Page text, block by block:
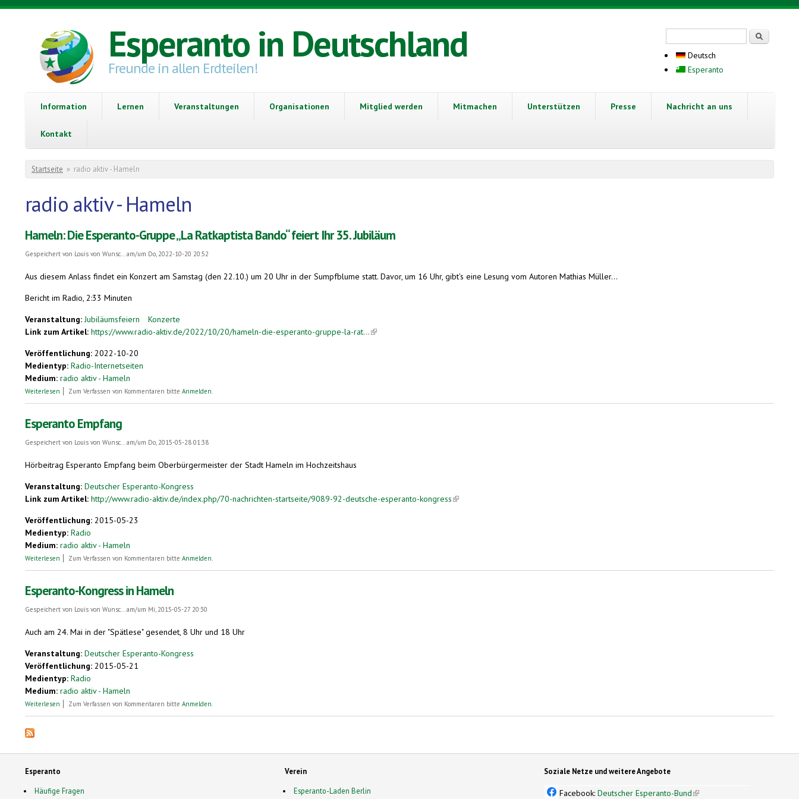
Direkt zum Inhalt
Esperanto in Deutschland
Freunde in allen Erdteilen!
Deutsch
Esperanto
Information Lernen Veranstaltungen Organisationen Mitglied werden Mitmachen Unterstützen Presse Nachricht an uns
Kontakt
Sie sind hier
Startseite » radio aktiv - Hameln
radio aktiv - Hameln
Hameln: Die Esperanto-Gruppe „La Ratkaptista Bando“ feiert Ihr 35. Jubiläum
Gespeichert von Louis von Wunsc...am/um Do, 2022-10-20 20:52
Aus diesem Anlass findet ein Konzert am Samstag (den 22.10.) um 20 Uhr in der Sumpfblume statt. Davor, um 16 Uhr, gibt’s eine Lesung vom Autoren Mathias Müller…
Bericht im Radio, 2:33 Minuten
Veranstaltung:Jubiläumsfeiern
Konzerte
Link zum Artikel: https://www.radio-aktiv.de/2022/10/20/hameln-die-esperanto-gruppe-la-rat...(link is external)
Veröffentlichung: 2022-10-20
Medientyp: Radio-Internetseiten
Medium: radio aktiv - Hameln
Weiterlesen über Hameln: Die Esperanto-Gruppe „La Ratkaptista Bando“ feiert Ihr 35. Jubiläum
Zum Verfassen von Kommentaren bitte Anmelden.
Esperanto Empfang
Gespeichert von Louis von Wunsc...am/um Do, 2015-05-28 01:38
Hörbeitrag Esperanto Empfang beim Oberbürgermeister der Stadt Hameln im Hochzeitshaus
Veranstaltung: Deutscher Esperanto-Kongress
Link zum Artikel: http://www.radio-aktiv.de/index.php/70-nachrichten-startseite/9089-92-deutsche-esperanto-kongress(link is external)
Veröffentlichung: 2015-05-23
Medientyp: Radio
Medium: radio aktiv - Hameln
Weiterlesen über Esperanto Empfang
Zum Verfassen von Kommentaren bitte Anmelden.
Esperanto-Kongress in Hameln
Gespeichert von Louis von Wunsc...am/um Mi, 2015-05-27 20:30
Auch am 24. Mai in der "Spätlese" gesendet, 8 Uhr und 18 Uhr
Veranstaltung: Deutscher Esperanto-Kongress
Veröffentlichung: 2015-05-21
Medientyp: Radio
Medium: radio aktiv - Hameln
Weiterlesen über Esperanto-Kongress in Hameln
Zum Verfassen von Kommentaren bitte Anmelden.
Esperanto
Häufige Fragen
Verein
Esperanto-Laden Berlin
Soziale Netze und weitere Angebote
Facebook:Deutscher Esperanto-Bund(link is external)